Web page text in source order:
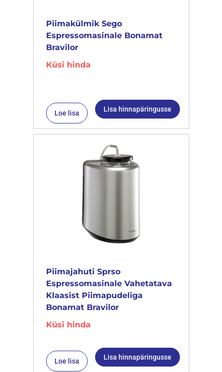
Piimakülmik Sego
Espressomasinale Bonamat
Bravilor
Küsi hinda
Loe lisa Lisa hinnapäringusse
Piimajahuti Sprso
Espressomasinale Vahetatava
Klaasist Piimapudeliga
Bonamat Bravilor
Küsi hinda
Loe lisa Lisa hinnapäringusse